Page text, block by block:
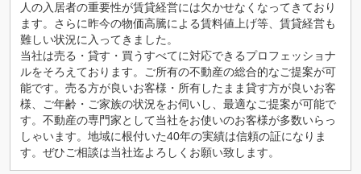
人の入居者の重要性が賃貸経営には欠かせなくなってきており
ます。さらに昨今の物価高騰による賃料値上げ等、賃貸経営も
難しい状況に入ってきました。
当社は売る・貸す・買うすべてに対応できるプロフェッショナ
ルをそろえております。ご所有の不動産の総合的なご提案が可
能です。売る方が良いお客様・所有したまま貸す方が良いお客
様、ご年齢・ご家族の状況をお伺いし、最適なご提案が可能で
す。不動産の専門家として当社をお使いのお客様が多数いらっ
しゃいます。地域に根付いた40年の実績は信頼の証になりま
す。ぜひご相談は当社迄よろしくお願い致します。